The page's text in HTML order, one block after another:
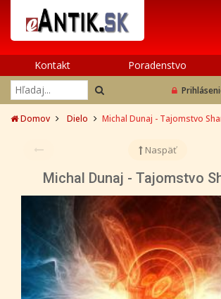
Kontakt Poradenstvo
Domov Dielo Michal Dunaj - Tajomstvo
Naspäť
Michal Dunaj - Tajomstvo